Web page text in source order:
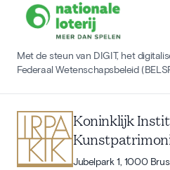
Met de steun van DIGIT, het
Federaal Wetenschapsbeleid
Koninklijk
Jubelpark 1, 1000